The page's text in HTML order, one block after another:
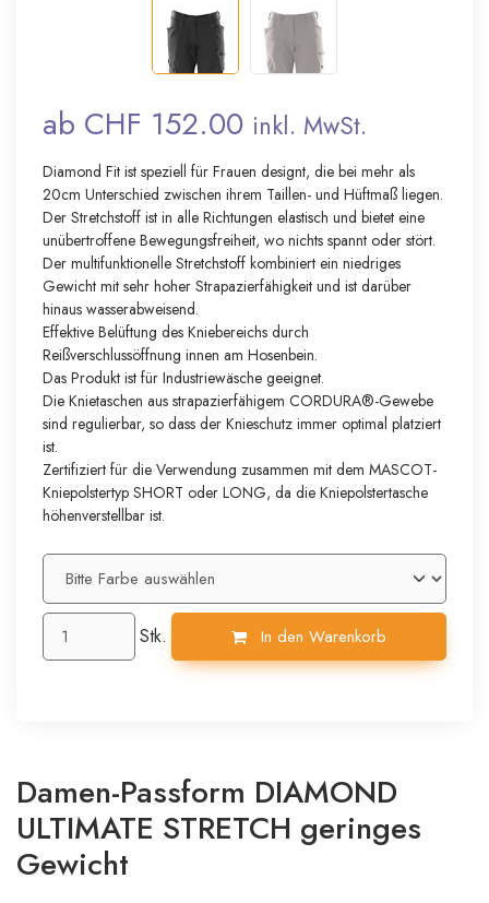
ab CHF 152.00 inkl. MwSt.
Diamond Fit ist speziell für Frauen designt, die bei mehr als
20cm Unterschied zwischen ihrem Taillen- und Hüftmaß liegen.
Der Stretchstoff ist in alle Richtungen elastisch und bietet eine
unübertroffene Bewegungsfreiheit, wo nichts spannt oder stört.
Der multifunktionelle Stretchstoff kombiniert ein niedriges
Gewicht mit sehr hoher Strapazierfähigkeit und ist darüber
hinaus wasserabweisend.
Effektive Belüftung des Kniebereichs durch
Reißverschlussöffnung innen am Hosenbein.
Das Produkt ist für Industriewäsche geeignet.
Die Knietaschen aus strapazierfähigem CORDURA®-Gewebe
sind regulierbar, so dass der Knieschutz immer optimal platziert
ist.
Zertifiziert für die Verwendung zusammen mit dem MASCOT-
Kniepolstertyp SHORT oder LONG, da die Kniepolstertasche
höhenverstellbar ist.
Stk. In den Warenkorb
Damen-Passform DIAMOND
ULTIMATE STRETCH geringes
Gewicht